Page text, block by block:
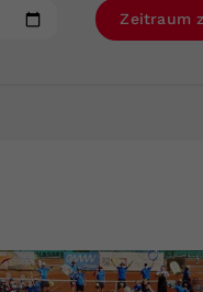
Zeitraum
Ihrer vorgenommen